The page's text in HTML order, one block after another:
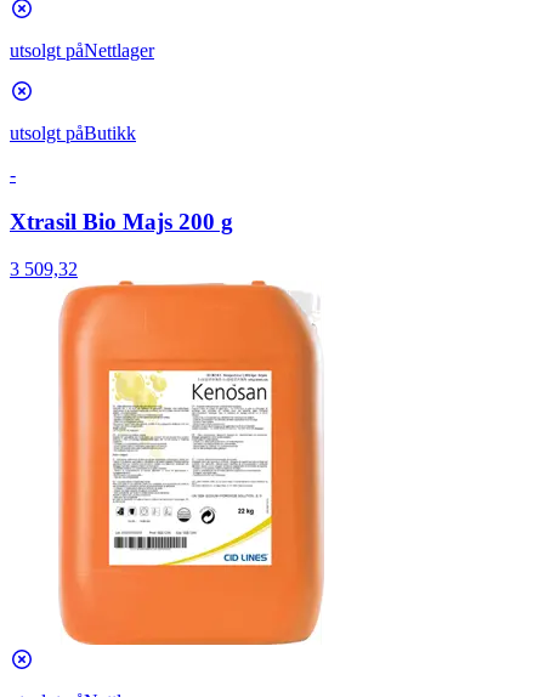
utsolgt påNettlager
utsolgt påButikk
-
Xtrasil Bio Majs 200 g
3 509,32